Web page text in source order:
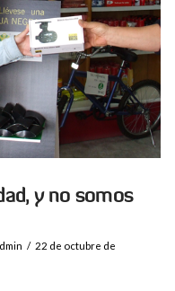
y no somos
22 de octubre de